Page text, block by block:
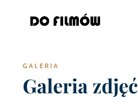
GALERIA
Galeria zdjęć